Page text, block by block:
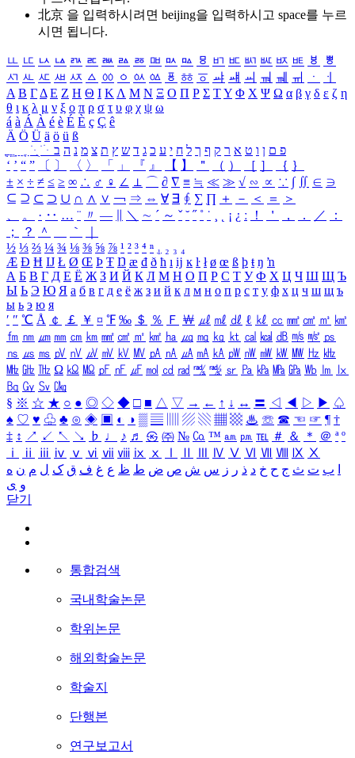
北京 을 입력하시려면 beijing을 입력하시고 space를 누르
시면 됩니다.
ㅥ ㅦ ㅧ ㅨ ㅩ ㅪ ㅫ ㅬ ㅭ ㅮ ㅯ ㅰ ㅱ ㅲ ㅳ ㅴ ㅵ ㅶ ㅷ ㅸ
ㅹ
ㅺ ㅻ ㅼ ㅽ ㅾ ㅿ ㆀ ㆁ ㆂ ㆃ ㆄ ㆅ ㆆ ㆇ ㆈ ㆉ ㆊ ㆋ ㆌ ㆍ
ㆎ
Α Β ΓΔ Ε Ζ Η Θ Ι ΚΛ Μ Ν Ξ Ο Π Ρ Σ ΤΥ Φ Χ Ψ Ω α β γ δ ε ζ η
θ ι κ λ μ ν ξ ο π ρ σ τ υ φ χ ψ ω
á à Á À é è É È ç Ç ê
Ä Ö Ü ä ö ü ß
ִֶֹ ֻּ ׁׂ פ ם ן ו ט א ר ק ף ך ל ח י ע כ ג ד ש ץ ת צ מ נ ה ב
‘ ’ “ ” 〔 〕 〈 〉 「 」 『 』 【 】 ＂ （ ） ［ ］ ｛ ｝
± × ÷ ≠ ≤ ≥ ∞ ∴ ♂ ♀ ∠ ⊥ ⌒ ∂ ∇ ≡ ≒ ≪ ≫ √ ∽ ∝ ∵ ∫ ∬ ∈ ∋
⊆ ⊇ ⊂ ⊃ ∪ ∩ ∧ ∨ ￢ ⇒ ⇔ ∀ ∃ ∮ ∑ ∏ ＋ － ＜ ＝
＞
、
。 · ‥ … ¨ 〃 ― ＼ ∼ ´ ～ ˇ ˘ ˝ ˚ ˙ ¸ ¡ ¿ ː ！ ＇ ， ． ／
：
；
？ ＾ ｀
½ ⅓ ⅔ ¼ ¾ ⅛ ⅜ ⅝ ⅞ ¹ ² ³ ⁴ ⁿ ₁ ₂ ₃ ₄
Æ Ð Ħ Ĳ Ł Ø Œ Þ Ŧ Ŋ æ đ ð ħ ı ĳ ĸ ŀ ł ø œ ß þ ŧ ŋ ŉ
А Б В Г Д Е Ё Ж З И Й К Л М Н О П Р С Т У Ф Х Ц Ч Ш Щ Ъ
Ы Ь Э Ю Я а б в г д е ё ж з и й к л м н о п р с т у ф х ц ч ш щ ъ
ы ь э ю я
′ ″ ℃ Å ￠ ￡ ￥ ¤ ℉ ‰ ＄ ％ Ｆ ￦ ㎕ ㎖ ㎗ ℓ ㎘ ㏄ ㎣ ㎤ ㎥ ㎦
㎙ ㎚ ㎛ ㎜ ㎝ ㎞ ㎟ ㎠ ㎡ ㎢ ㏊ ㎍ ㎎ ㎏ ㏏ ㎈ ㎉ ㏈ ㎧ ㎨ ㎰
㎱ ㎲ ㎳ ㎴ ㎵ ㎶ ㎷ ㎸ ㎹ ㎀ ㎁ ㎂ ㎃ ㎄ ㎺ ㎻ ㎽ ㎾ ㎿ ㎐ ㎑
㎒ ㎓ ㎔ Ω ㏀ ㏁ ㎊ ㎋ ㎌ ㏖ ㏅ ㎭ ㎮ ㎯ ㏛ ㎩ ㎪ ㎫ ㎬ ㏝ ㏐
㏓
㏃ ㏉ ㏜ ㏆
§ ※ ☆ ★ ○ ● ◎ ◇ ◆ □ ■ △ ▽ → ← ↑ ↓ ↔ 〓 ◁ ◀ ▷ ▶ ♤
♠ ♡ ♥ ♧ ♣ ⊙ ◈ ▣ ◐ ◑ ▒ ▤ ▨ ▧ ▦ ▩ ♨ ☏ ☎ ☜ ☞ ¶ †
‡ ↕ ↗ ↙ ↖ ↘ ♭ ♩ ♪ ♬ ㉿ ㈜ № ㏇ ™ ㏂ ㏘ ℡ ＃ ＆ ＊ ＠ ª º
ⅰ
ⅱ ⅲ ⅳ ⅴ ⅵ ⅶ ⅷ ⅸ ⅹ Ⅳ Ⅴ Ⅵ Ⅶ Ⅷ Ⅸ Ⅹ
ب ت ث ج ح خ د ذ ر ز س ش ص ض ط ظ ع غ ف ق ک ل م ن ه
و ی
닫기
통합검색
국내학술논문
학위논문
해외학술논문
학술지
단행본
연구보고서